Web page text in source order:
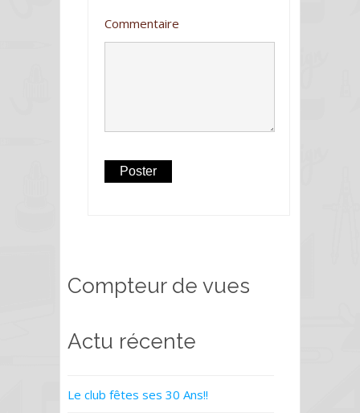
Commentaire
Compteur de vues
Actu récente
Le club fêtes ses 30 Ans!!